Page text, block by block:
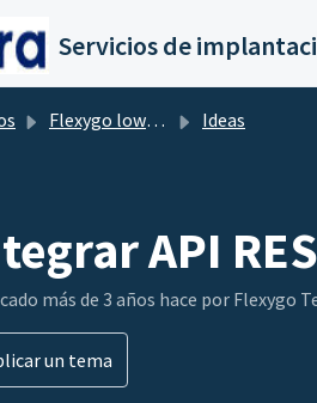
principal
Flexygo low-Code Ideas
API
más de 3 años hace por Flexygo
un tema